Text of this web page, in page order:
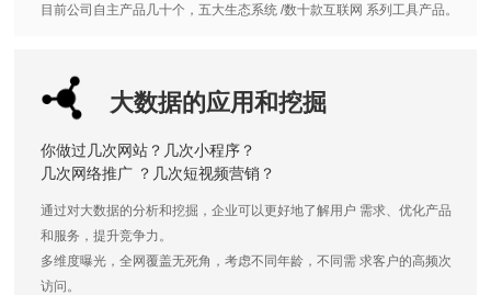
目前公司自主产品几十个，五大生态系统 /数十款互联网 系列工具产品。
大数据的应用和挖掘
你做过几次网站？几次小程序？
几次网络推广 ？几次短视频营销？
通过对大数据的分析和挖掘，企业可以更好地了解用户 需求、优化产品
和服务，提升竞争力。
多维度曝光，全网覆盖无死角，考虑不同年龄，不同需 求客户的高频次
访问。